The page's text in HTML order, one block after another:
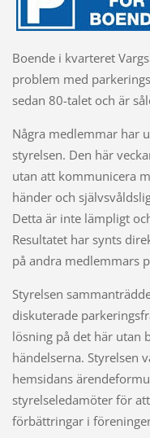
Boende i kvarteret
problem med
sedan 80-talet och är
Några medlemmar har
styrelsen. Den här
utan att kommunicera
händer och
Detta är inte lämpligt
Resultatet har synts
på andra medlemmars
Styrelsen
diskuterade
lösning på det här utan
händelserna. Styrelsen
hemsidans
styrelseledamöter för
förbättringar i